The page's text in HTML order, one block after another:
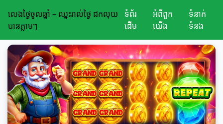
លេងថ្ងៃចូលឆ្នាំ – ឈ្នះរាល់ថ្ងៃ ដកលុយ
បានភ្លាមៗ
ទំព័រ
ដើម
អំពីពួក
យើង
ទំនាក់
ទំនង